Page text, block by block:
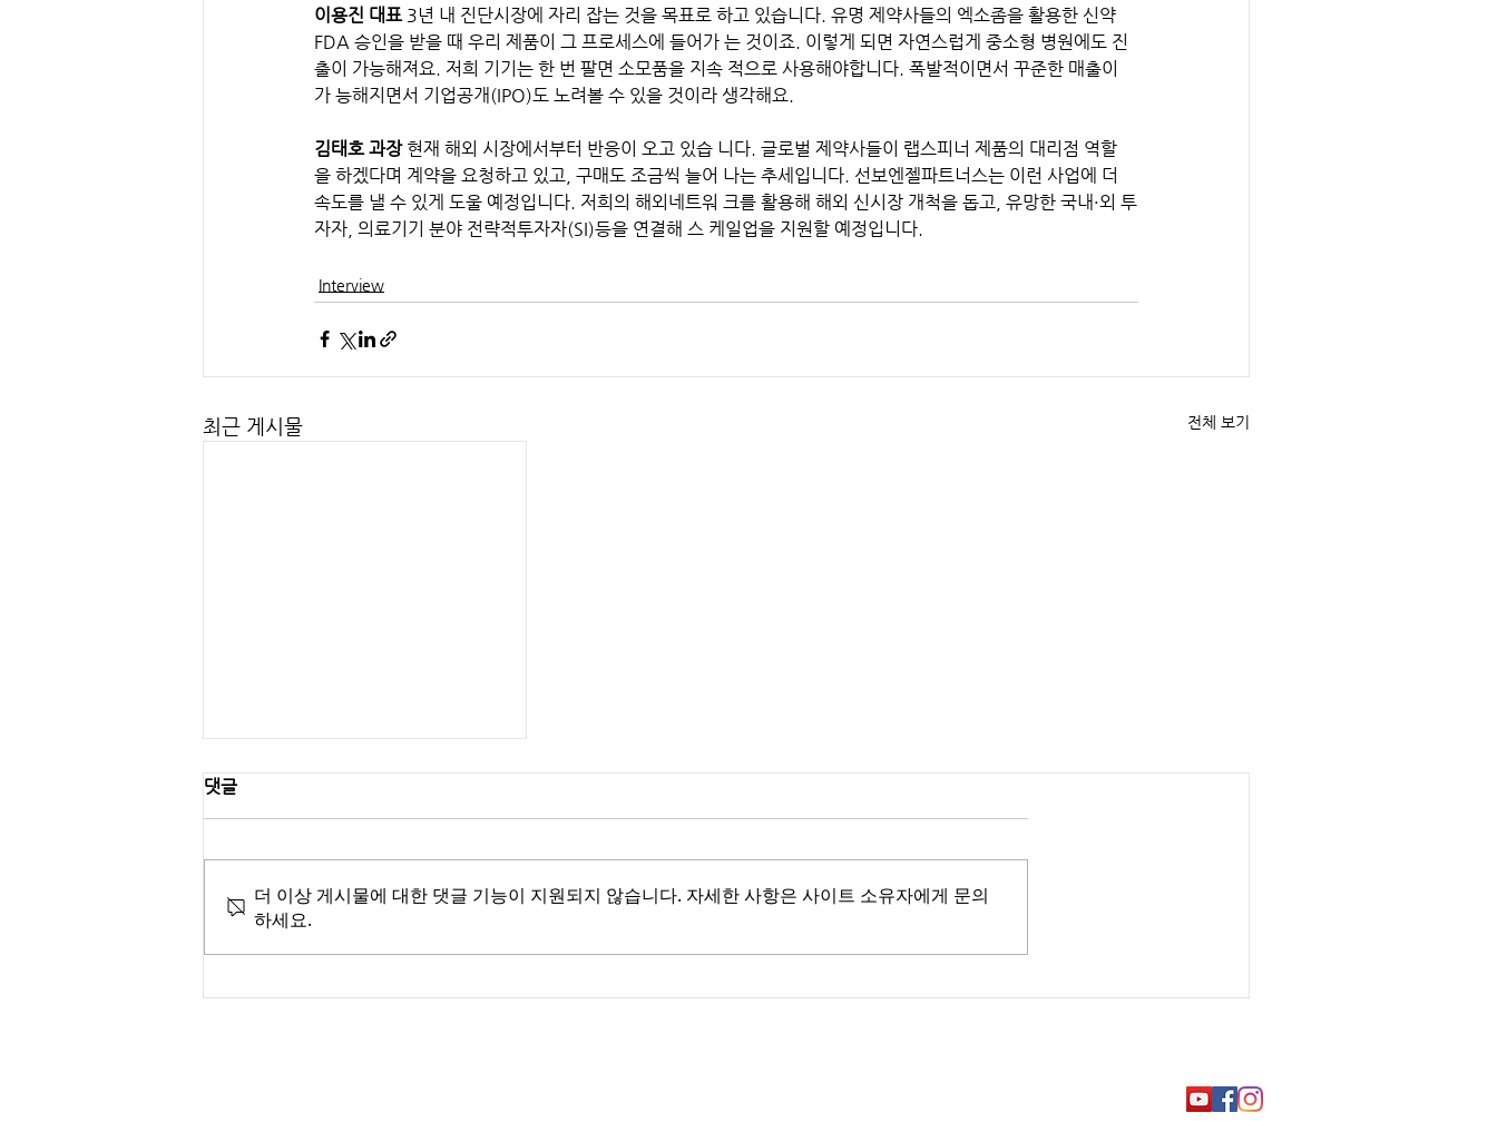
이용진 대표 3년 내 진단시장에 자리 잡는 것을 목표로 하고 있습니다. 유명 제약사들의 엑소좀을 활용한 신약
FDA 승인을 받을 때 우리 제품이 그 프로세스에 들어가 는 것이죠. 이렇게 되면 자연스럽게 중소형 병원에도 진
출이 가능해져요. 저희 기기는 한 번 팔면 소모품을 지속 적으로 사용해야합니다. 폭발적이면서 꾸준한 매출이
가 능해지면서 기업공개(IPO)도 노려볼 수 있을 것이라 생각해요.
김태호 과장 현재 해외 시장에서부터 반응이 오고 있습 니다. 글로벌 제약사들이 랩스피너 제품의 대리점 역할
을 하겠다며 계약을 요청하고 있고, 구매도 조금씩 늘어 나는 추세입니다. 선보엔젤파트너스는 이런 사업에 더
속도를 낼 수 있게 도울 예정입니다. 저희의 해외네트워 크를 활용해 해외 신시장 개척을 돕고, 유망한 국내·외 투
자자, 의료기기 분야 전략적투자자(SI)등을 연결해 스 케일업을 지원할 예정입니다.
Interview
최근 게시물 전체 보기
Lifestyle Platform “Arkive
Adding Value to Real Estate
댓글
더 이상 게시물에 대한 댓글 기능이 지원되지 않습니다. 자세한 사항은 사이트 소유자에게 문의
하세요.